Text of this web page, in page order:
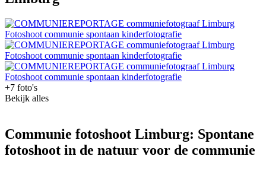
+7 foto's
Bekijk alles
Communie fotoshoot Limburg: Spontane
fotoshoot in de natuur voor de communie